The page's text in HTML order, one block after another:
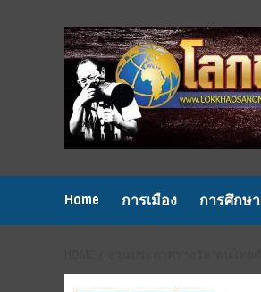
Home การเมือง การศึกษา